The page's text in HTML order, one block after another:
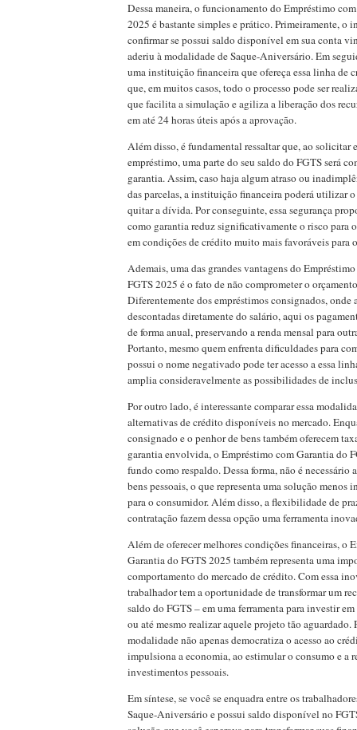
Dessa maneira, o funcionamento do Empréstimo
2025 é bastante simples e prático. Primeiramente, o
confirmar se possui saldo disponível em sua conta
aderiu à modalidade de Saque-Aniversário. Em
uma instituição financeira que ofereça essa linha de
que, em muitos casos, todo o processo pode ser
que facilita a simulação e agiliza a liberação dos
em até 24 horas úteis após a aprovação.
Além disso, é fundamental ressaltar que, ao solicitar
empréstimo, uma parte do seu saldo do FGTS será
garantia. Assim, caso haja algum atraso ou
das parcelas, a instituição financeira poderá utilizar
quitar a dívida. Por conseguinte, essa segurança
como garantia reduz significativamente o risco para
em condições de crédito muito mais favoráveis para
Ademais, uma das grandes vantagens do
FGTS 2025 é o fato de não comprometer o
Diferentemente dos empréstimos consignados, onde
descontadas diretamente do salário, aqui os
de forma anual, preservando a renda mensal para
Portanto, mesmo quem enfrenta dificuldades para
possui o nome negativado pode ter acesso a essa
amplia consideravelmente as possibilidades de
Por outro lado, é interessante comparar essa
alternativas de crédito disponíveis no mercado.
consignado e o penhor de bens também oferecem
garantia envolvida, o Empréstimo com Garantia do
fundo como respaldo. Dessa forma, não é necessário
bens pessoais, o que representa uma solução menos
para o consumidor. Além disso, a flexibilidade de
contratação fazem dessa opção uma ferramenta
Além de oferecer melhores condições financeiras, o
Garantia do FGTS 2025 também representa uma
comportamento do mercado de crédito. Com essa
trabalhador tem a oportunidade de transformar um
saldo do FGTS – em uma ferramenta para investir
ou até mesmo realizar aquele projeto tão aguardado.
modalidade não apenas democratiza o acesso ao
impulsiona a economia, ao estimular o consumo e a
investimentos pessoais.
Em síntese, se você se enquadra entre os
Saque-Aniversário e possui saldo disponível no